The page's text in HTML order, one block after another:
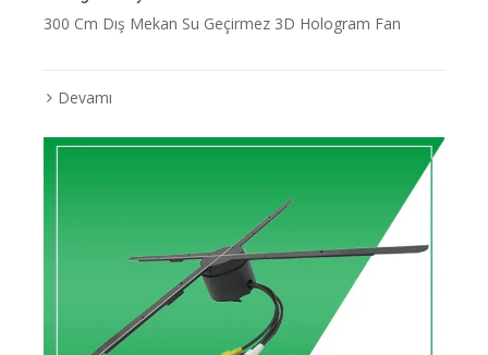
300 Cm Dış Mekan Su Geçirmez 3D Hologram Fan
Devamı